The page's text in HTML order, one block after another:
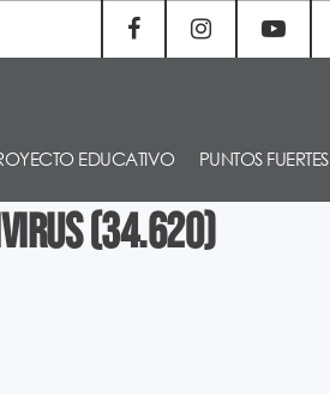
EDUCATIVO PUNTOS FUERTES
(34.620)